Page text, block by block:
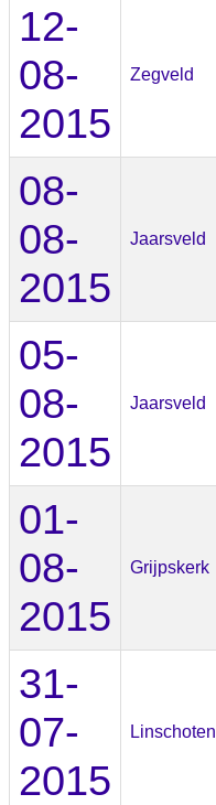
12-
08-
2015
Zegveld
08-
08-
2015
Jaarsveld
05-
08-
2015
Jaarsveld
01-
08-
2015
Grijpskerk
31-
07-
2015
Linschoten